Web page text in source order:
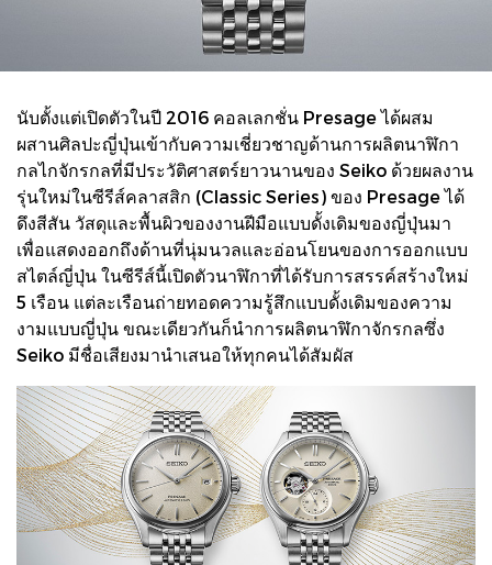
นับตั้งแต่เปิดตัวในปี 2016 คอลเลกชั่น Presage ได้ผสม
ผสานศิลปะญี่ปุ่นเข้ากับความเชี่ยวชาญด้านการผลิตนาฬิกา
กลไกจักรกลที่มีประวัติศาสตร์ยาวนานของ Seiko ด้วยผลงาน
รุ่นใหม่ในซีรีส์คลาสสิก (Classic Series) ของ Presage ได้
ดึงสีสัน วัสดุและพื้นผิวของงานฝีมือแบบดั้งเดิมของญี่ปุ่นมา
เพื่อแสดงออกถึงด้านที่นุ่มนวลและอ่อนโยนของการออกแบบ
สไตล์ญี่ปุ่น ในซีรีส์นี้เปิดตัวนาฬิกาที่ได้รับการสรรค์สร้างใหม่
5 เรือน แต่ละเรือนถ่ายทอดความรู้สึกแบบดั้งเดิมของความ
งามแบบญี่ปุ่น ขณะเดียวกันก็นำการผลิตนาฬิกาจักรกลซึ่ง
Seiko มีชื่อเสียงมานำเสนอให้ทุกคนได้สัมผัส